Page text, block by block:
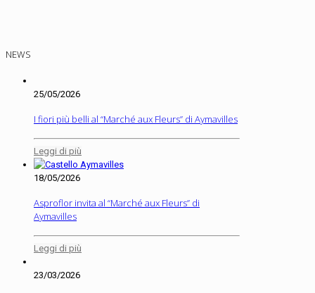
NEWS
25/05/2026
I fiori più belli al “Marché aux Fleurs” di Aymavilles
Leggi di più
18/05/2026
Asproflor invita al “Marché aux Fleurs” di
Aymavilles
Leggi di più
23/03/2026